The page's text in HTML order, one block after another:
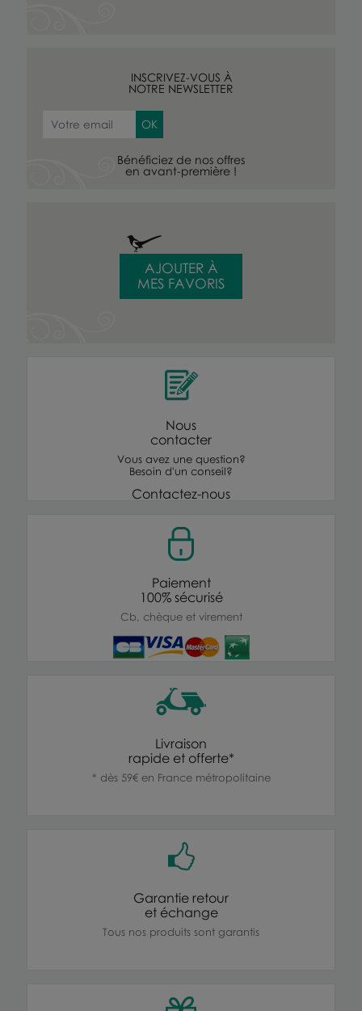
INSCRIVEZ-VOUS À
NOTRE NEWSLETTER
Bénéficiez de nos offres
en avant-première !
AJOUTER À
MES FAVORIS
Nous
contacter
Vous avez une question?
Besoin d'un conseil?
Contactez-nous
Paiement
100% sécurisé
Cb, chèque et virement
Livraison
rapide et offerte*
* dès 59€ en France métropolitaine
Garantie retour
et échange
Tous nos produits sont garantis